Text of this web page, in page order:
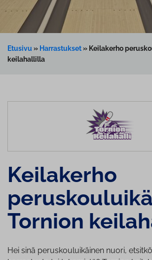
Etusivu » Harrastukset» Keilakerho
keilahallilla
Keilakerho
Tornion
Hei sinä peruskouluikäinen nuori,